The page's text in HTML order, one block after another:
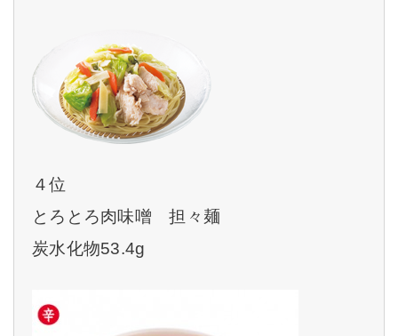
４位
とろとろ肉味噌 担々麺
炭水化物53.4g